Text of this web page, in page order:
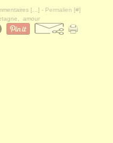
[ ] - Permalien [#]
amour